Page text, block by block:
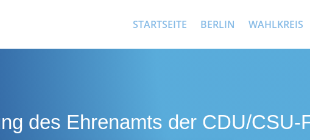
STARTSEITE BERLIN WAHLKREIS
des Ehrenamts der CDU/CSU-